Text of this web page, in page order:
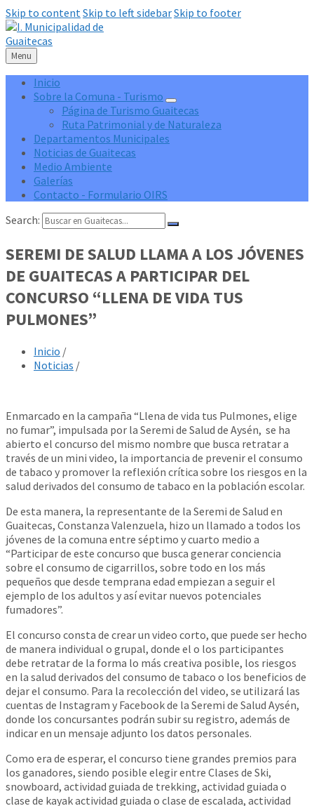
Skip to contentSkip to left sidebarSkip to footer
Menu
Inicio
Sobre la Comuna - Turismo
Página de Turismo Guaitecas
Ruta Patrimonial y de Naturaleza
Departamentos Municipales
Noticias de Guaitecas
Medio Ambiente
Galerías
Contacto - Formulario OIRS
Search:
SEREMI DE SALUD LLAMA A LOS JÓVENES
DE GUAITECAS A PARTICIPAR DEL
CONCURSO “LLENA DE VIDA TUS
PULMONES”
Inicio /
Noticias /
Enmarcado en la campaña “Llena de vida tus Pulmones, elige
no fumar”, impulsada por la Seremi de Salud de Aysén, se ha
abierto el concurso del mismo nombre que busca retratar a
través de un mini video, la importancia de prevenir el consumo
de tabaco y promover la reflexión crítica sobre los riesgos en la
salud derivados del consumo de tabaco en la población escolar.
De esta manera, la representante de la Seremi de Salud en
Guaitecas, Constanza Valenzuela, hizo un llamado a todos los
jóvenes de la comuna entre séptimo y cuarto medio a
“Participar de este concurso que busca generar conciencia
sobre el consumo de cigarrillos, sobre todo en los más
pequeños que desde temprana edad empiezan a seguir el
ejemplo de los adultos y así evitar nuevos potenciales
fumadores”.
El concurso consta de crear un video corto, que puede ser hecho
de manera individual o grupal, donde el o los participantes
debe retratar de la forma lo más creativa posible, los riesgos
en la salud derivados del consumo de tabaco o los beneficios de
dejar el consumo. Para la recolección del video, se utilizará las
cuentas de Instagram y Facebook de la Seremi de Salud Aysén,
donde los concursantes podrán subir su registro, además de
indicar en un mensaje adjunto los datos personales.
Como era de esperar, el concurso tiene grandes premios para
los ganadores, siendo posible elegir entre Clases de Ski,
snowboard, actividad guiada de trekking, actividad guiada o
clase de kayak actividad guiada o clase de escalada, actividad